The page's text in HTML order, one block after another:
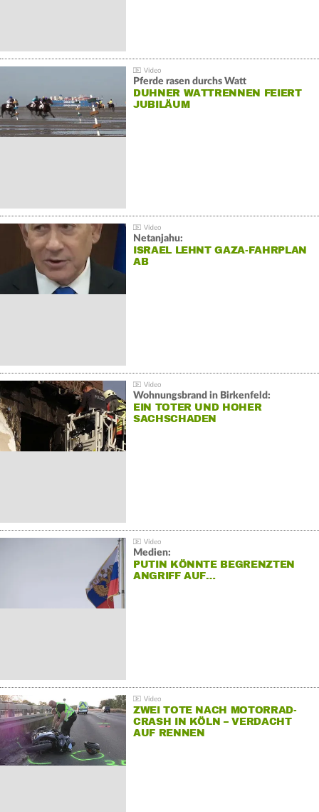
Pferde rasen durchs Watt
DUHNER WATTRENNEN FEIERT
JUBILÄUM
Netanjahu:
ISRAEL LEHNT GAZA-FAHRPLAN
AB
Wohnungsbrand in Birkenfeld:
EIN TOTER UND HOHER
SACHSCHADEN
Medien:
PUTIN KÖNNTE BEGRENZTEN
ANGRIFF AUF…
ZWEI TOTE NACH MOTORRAD-
CRASH IN KÖLN – VERDACHT
AUF RENNEN